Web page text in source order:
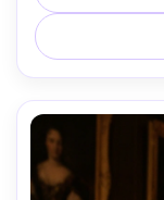
身、ややローア
ルな肌質、自然
ト